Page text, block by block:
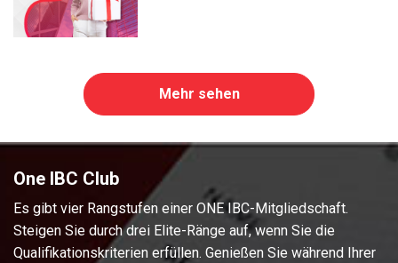
Mehr sehen
One IBC Club
Es gibt vier Rangstufen einer ONE IBC-Mitgliedschaft.
Steigen Sie durch drei Elite-Ränge auf, wenn Sie die
Qualifikationskriterien erfüllen. Genießen Sie während Ihrer